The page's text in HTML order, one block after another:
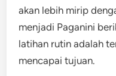
akan lebih mirip
menjadi Paganini
latihan rutin adalah
mencapai tujuan.